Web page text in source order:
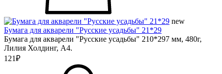
new
Бумага для акварели "Русские усадьбы" 21*29
Бумага для акварели "Русские усадьбы" 210*297 мм, 480г,
Лилия Холдинг, А4.
121₽